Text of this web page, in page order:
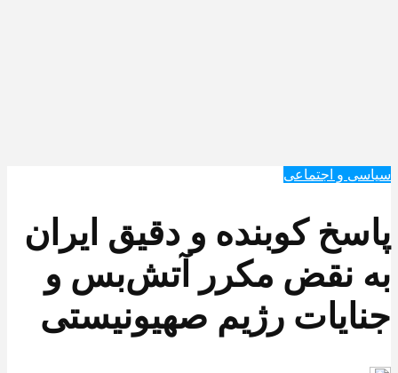
سیاسی و اجتماعی
پاسخ کوبنده و دقیق ایران
به نقض مکرر آتش‌بس و
جنایات رژیم صهیونیستی